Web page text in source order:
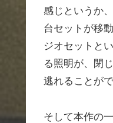
感じというか
台セットが移
ジオセットと
る照明が、閉
逃れることが
そして本作の